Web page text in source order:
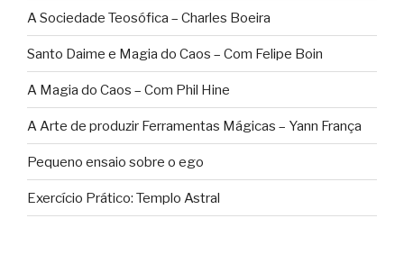
A Sociedade Teosófica – Charles Boeira
Santo Daime e Magia do Caos – Com Felipe Boin
A Magia do Caos – Com Phil Hine
A Arte de produzir Ferramentas Mágicas – Yann França
Pequeno ensaio sobre o ego
Exercício Prático: Templo Astral